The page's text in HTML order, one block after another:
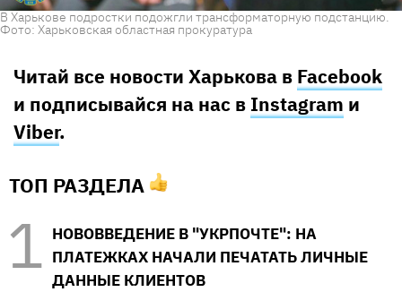
В Харькове подростки подожгли трансформаторную подстанцию.
Фото: Харьковская областная прокуратура
Читай все новости Харькова в Facebook
и подписывайся на нас в Instagram и
Viber.
ТОП РАЗДЕЛА
НОВОВВЕДЕНИЕ В "УКРПОЧТЕ": НА
ПЛАТЕЖКАХ НАЧАЛИ ПЕЧАТАТЬ ЛИЧНЫЕ
ДАННЫЕ КЛИЕНТОВ